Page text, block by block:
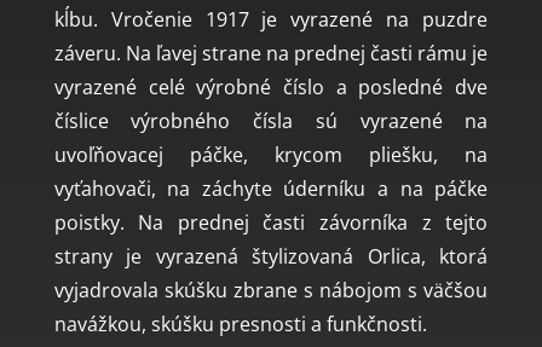
kĺbu. Vročenie 1917 je vyrazené na puzdre
záveru. Na ľavej strane na prednej časti rámu je
vyrazené celé výrobné číslo a posledné dve
číslice výrobného čísla sú vyrazené na
uvoľňovacej páčke, krycom pliešku, na
vyťahovači, na záchyte úderníku a na páčke
poistky. Na prednej časti závorníka z tejto
strany je vyrazená štylizovaná Orlica, ktorá
vyjadrovala skúšku zbrane s nábojom s väčšou
navážkou, skúšku presnosti a funkčnosti.